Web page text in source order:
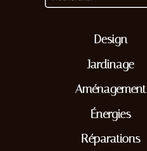
Design
Jardinage
Aménagement
Énergies
Réparations